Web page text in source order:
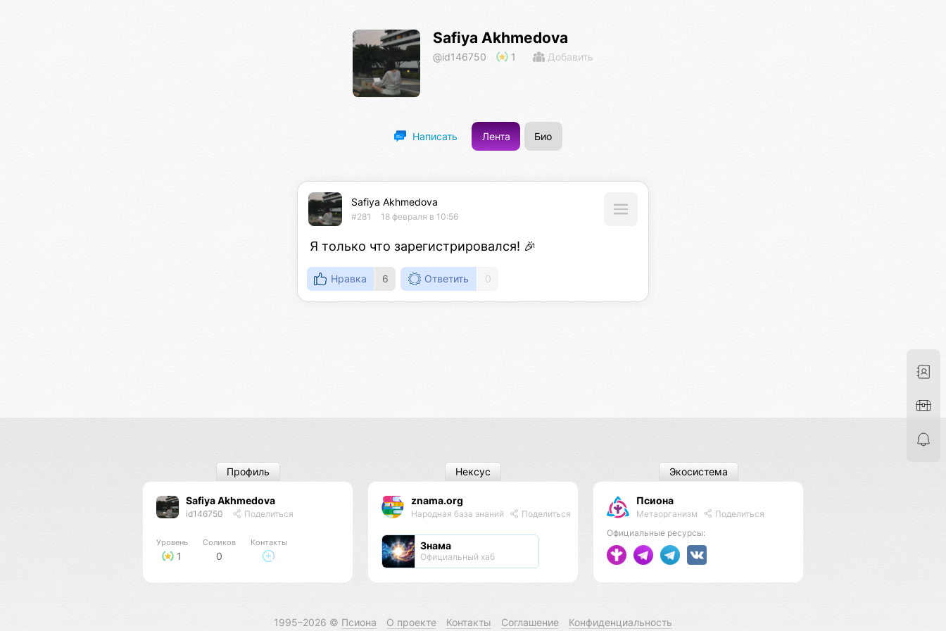
Safiya Akhmedova
@id146750 1 Добавить
Написать Лента Био
Safiya Akhmedova
#281 18 февраля в 10:56
Я только что зарегистрировался! 🎉
Нравка 6 Ответить 0
Safiya Akhmedova
id146750 Поделиться
Уровень
1
Соликов
0
Контакты
Профиль
znama.org
Народная база знаний Поделиться
Знама
Официальный хаб
Нексус
Псиона
Метаорганизм
Поделиться
Официальные ресурсы:
Экосистема
1995–2026 © Псиона О проекте Контакты Соглашение Конфиденциальность